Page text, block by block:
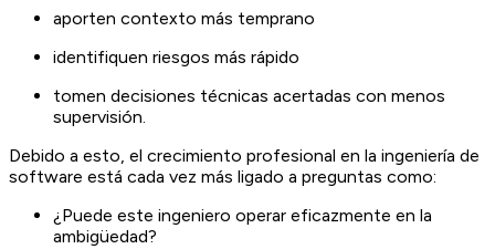
aporten contexto más temprano
identifiquen riesgos más rápido
tomen decisiones técnicas acertadas con menos
supervisión.
Debido a esto, el crecimiento profesional en la ingeniería de
software está cada vez más ligado a preguntas como:
¿Puede este ingeniero operar eficazmente en la
ambigüedad?